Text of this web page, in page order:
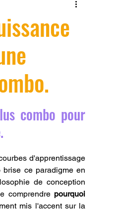
I7 CREALITY
combo pour
d'apprentissage
brise ce paradigme en
de conception
comprendre
mis l'accent sur la